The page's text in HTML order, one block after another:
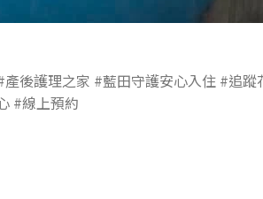
後護理之家 #藍田守護安心入住 #追蹤
#線上預約